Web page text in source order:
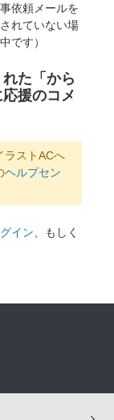
依頼メールを
れていない場
です）
た「から
援のコメ
ラストACへ
ヘルプセン
イン 、もしく